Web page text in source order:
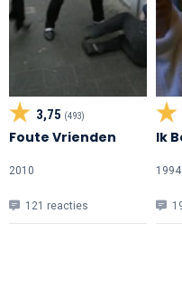
3,75 (493)
Foute Vrienden
2010
121 reacties
Ik